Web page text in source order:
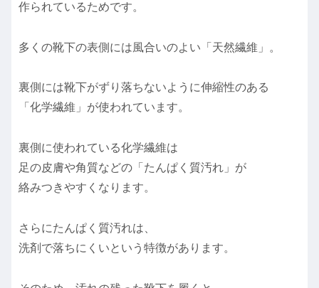
作られているためです。
多くの靴下の表側には風合いのよい「天然繊維」。
裏側には靴下がずり落ちないように伸縮性のある
「化学繊維」が使われています。
裏側に使われている化学繊維は
足の皮膚や角質などの「たんぱく質汚れ」が
絡みつきやすくなります。
さらにたんぱく質汚れは、
洗剤で落ちにくいという特徴があります。